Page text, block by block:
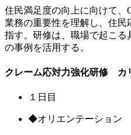
住民満足度の向上に向けて、
業務の重要性を理解し、住民
指す。研修は、職場で起こる
の事例を活用する。
クレーム応対力強化研修 カ
１日目
◆オリエンテーション